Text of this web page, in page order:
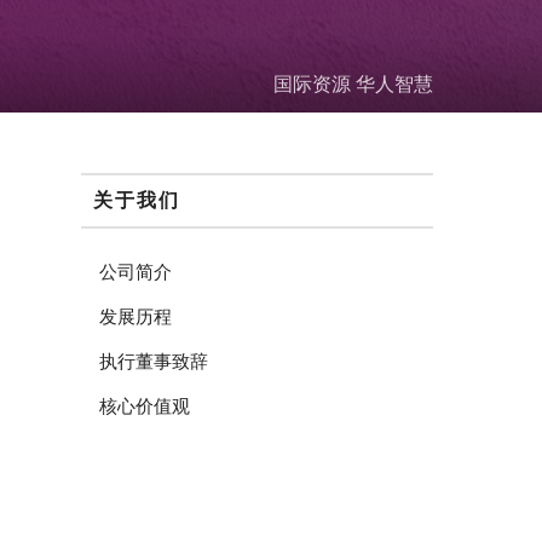
国际资源 华人智慧
关于我们
公司简介
发展历程
执行董事致辞
核心价值观